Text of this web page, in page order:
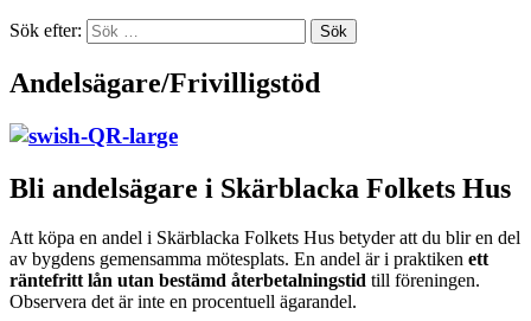
Sök efter:
Andelsägare/Frivilligstöd
Bli andelsägare i Skärblacka Folkets Hus
Att köpa en andel i Skärblacka Folkets Hus betyder att du blir en del
av bygdens gemensamma mötesplats. En andel är i praktiken ett
räntefritt lån utan bestämd återbetalningstid till föreningen.
Observera det är inte en procentuell ägarandel.